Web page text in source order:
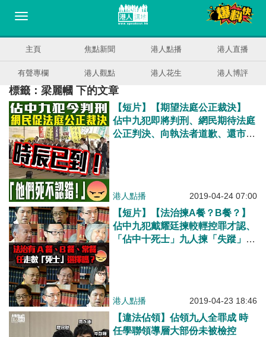
主頁 焦點新聞 港人點播 港人直播
有聲專欄 港人觀點 港人花生 港人博評
標籤：梁麗幗 下的文章
【短片】【期望法庭公正裁決】
佔中九犯即將判刑、網民期待法庭
公正判決、向執法者道歉、還市民
港人點播 2019-04-24 07:00
【短片】【法治揀A餐？B餐​？】
佔中九犯戴耀廷揀較輕控罪才認、
「佔中十死士」九人揀「失蹤」、
港人點播 2019-04-23 18:46
【違法佔領】佔領九人全罪成 時
任學聯領導層大部份未被檢控